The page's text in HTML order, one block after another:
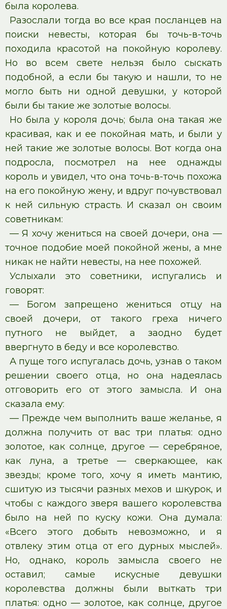
была королева.
Разослали тогда во все края посланцев на
поиски невесты, которая бы точь-в-точь
походила красотой на покойную королеву.
Но во всем свете нельзя было сыскать
подобной, а если бы такую и нашли, то не
могло быть ни одной девушки, у которой
были бы такие же золотые волосы.
Но была у короля дочь; была она такая же
красивая, как и ее покойная мать, и были у
ней такие же золотые волосы. Вот когда она
подросла, посмотрел на нее однажды
король и увидел, что она точь-в-точь похожа
на его покойную жену, и вдруг почувствовал
к ней сильную страсть. И сказал он своим
советникам:
— Я хочу жениться на своей дочери, она —
точное подобие моей покойной жены, а мне
никак не найти невесты, на нее похожей.
Услыхали это советники, испугались и
говорят:
— Богом запрещено жениться отцу на
своей дочери, от такого греха ничего
путного не выйдет, а заодно будет
ввергнуто в беду и все королевство.
А пуще того испугалась дочь, узнав о таком
решении своего отца, но она надеялась
отговорить его от этого замысла. И она
сказала ему:
— Прежде чем выполнить ваше желанье, я
должна получить от вас три платья: одно
золотое, как солнце, другое — серебряное,
как луна, а третье — сверкающее, как
звезды; кроме того, хочу я иметь мантию,
сшитую из тысячи разных мехов и шкурок, и
чтобы с каждого зверя вашего королевства
было на ней по куску кожи. Она думала:
«Всего этого добыть невозможно, и я
отвлеку этим отца от его дурных мыслей».
Но, однако, король замысла своего не
оставил; самые искусные девушки
королевства должны были выткать три
платья: одно — золотое, как солнце, другое